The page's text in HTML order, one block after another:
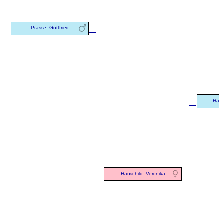
Prasse, Gottfried
Hauschild, Veronika